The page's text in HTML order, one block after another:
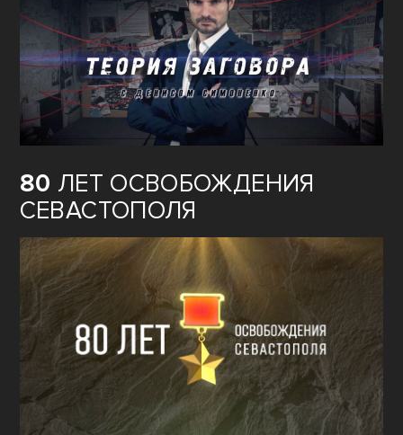
80 ЛЕТ ОСВОБОЖДЕНИЯ
СЕВАСТОПОЛЯ